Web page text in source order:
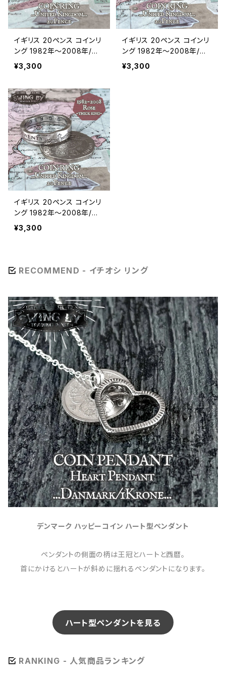
イギリス 20ペンス コインリ
ング 1982年～2008年/エ
リザベス面（リング幅4.7m
m）
¥3,300
イギリス 20ペンス コインリ
ング 1982年〜2008年/ロ
ーズ面（リング幅3〜3.2m
m）
¥3,300
イギリス 20ペンス コインリ
ング 1982年～2008年/ロ
ーズ面（リング幅4.7mm）
¥3,300
RECOMMEND - イチオシ リング
デンマーク ハッピーコイン ハート型ペンダント
ペンダントの側面の柄は王冠とハートと西暦。
首にかけるとハートが斜めに揺れるペンダントになります。
ハート型ペンダントを見る
RANKING - 人気商品ランキング